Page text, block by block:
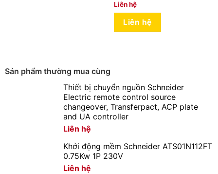
Liên hệ
Liên hệ
Sản phẩm thường mua cùng
Thiết bị chuyển nguồn Schneider
Electric remote control source
changeover, Transferpact, ACP plate
and UA controller
Liên hệ
Khởi động mềm Schneider ATS01N112FT
0.75Kw 1P 230V
Liên hệ